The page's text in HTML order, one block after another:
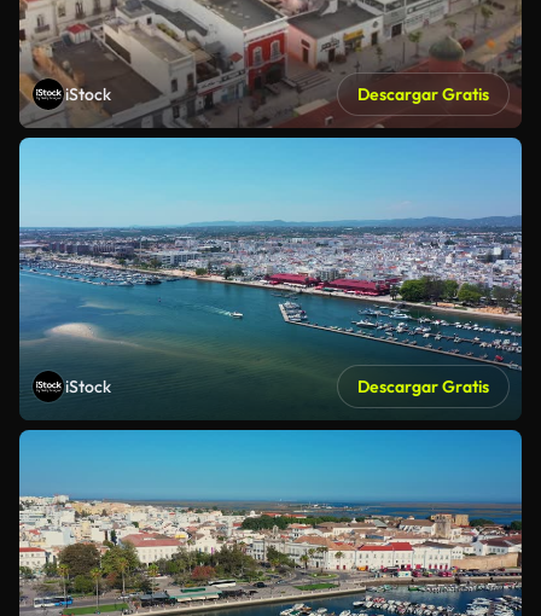
iStock Descargar Gratis
iStock Descargar Gratis